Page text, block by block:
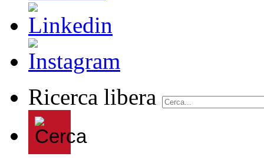
Ricerca libera